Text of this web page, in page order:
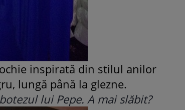
inspirată din stilul anilor
lungă până la glezne.
lui Pepe. A mai slăbit?